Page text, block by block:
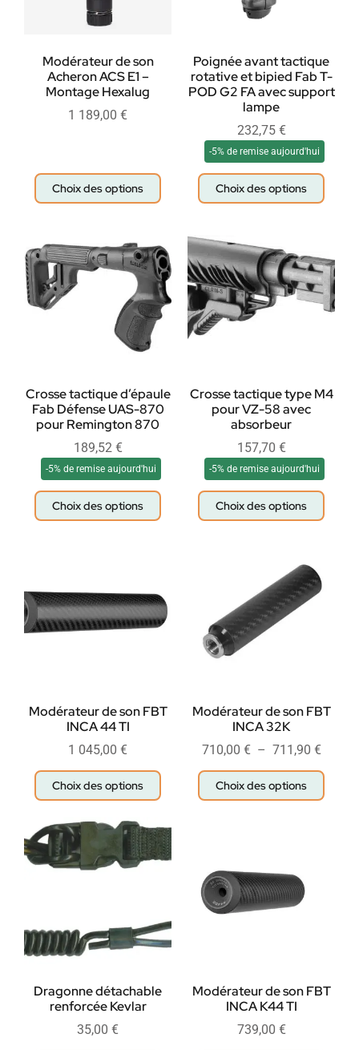
Modérateur de son
Acheron ACS E1 –
Montage Hexalug
1 189,00 €
Choix des options
Poignée avant tactique
rotative et bipied Fab T-
POD G2 FA avec support
lampe
232,75 €
-5% de remise aujourd'hui
Choix des options
Crosse tactique d’épaule
Fab Défense UAS-870
pour Remington 870
189,52 €
-5% de remise aujourd'hui
Choix des options
Crosse tactique type M4
pour VZ-58 avec
absorbeur
157,70 €
-5% de remise aujourd'hui
Choix des options
Modérateur de son FBT
INCA 44 TI
1 045,00 €
Choix des options
Modérateur de son FBT
INCA 32K
710,00 € – 711,90 €
Choix des options
Dragonne détachable
renforcée Kevlar
35,00 €
Modérateur de son FBT
INCA K44 TI
739,00 €